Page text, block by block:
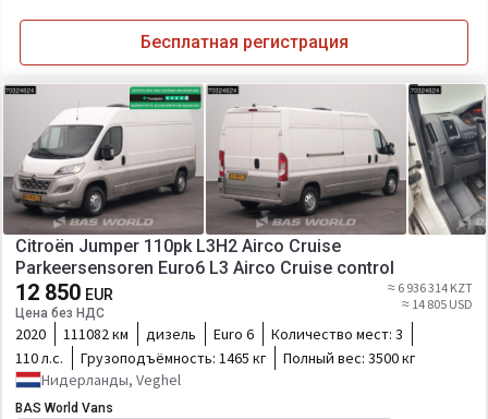
Бесплатная регистрация
Citroën Jumper 110pk L3H2 Airco Cruise
Parkeersensoren Euro6 L3 Airco Cruise control
12 850 EUR
Цена без НДС
≈ 6 936 314 KZT
≈ 14 805 USD
2020 111082 км дизель Euro 6 Количество мест: 3
110 л.с.
Грузоподъёмность: 1465 кг Полный вес: 3500 кг
Нидерланды, Veghel
BAS World Vans